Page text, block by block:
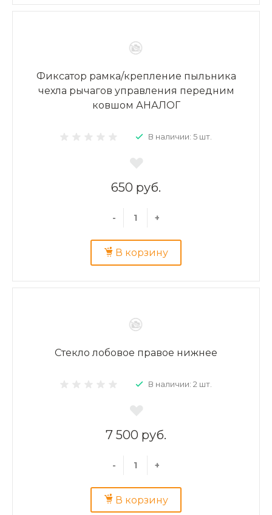
Фиксатор рамка/крепление пыльника
чехла рычагов управления передним
ковшом АНАЛОГ
В наличии: 5 шт.
650 руб.
- +
В корзину
Стекло лобовое правое нижнее
В наличии: 2 шт.
7 500 руб.
- +
В корзину